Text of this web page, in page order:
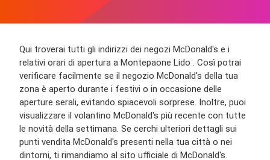
Qui troverai tutti gli indirizzi dei negozi McDonald's e i
relativi orari di apertura a Montepaone Lido . Così potrai
verificare facilmente se il negozio McDonald's della tua
zona è aperto durante i festivi o in occasione delle
aperture serali, evitando spiacevoli sorprese. Inoltre, puoi
visualizzare il volantino McDonald's più recente con tutte
le novità della settimana. Se cerchi ulteriori dettagli sui
punti vendita McDonald's presenti nella tua città o nei
dintorni, ti rimandiamo al sito ufficiale di McDonald's.